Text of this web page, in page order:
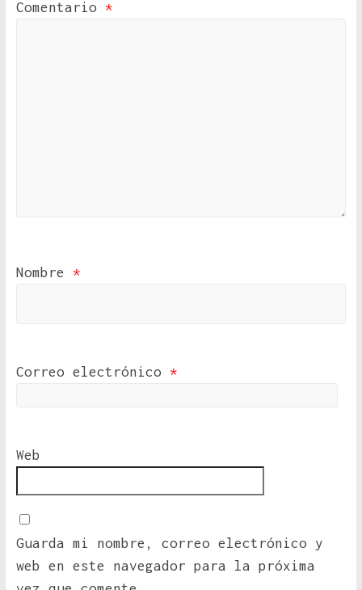
Comentario *
Nombre *
Correo electrónico *
Web
Guarda mi nombre, correo electrónico y
web en este navegador para la próxima